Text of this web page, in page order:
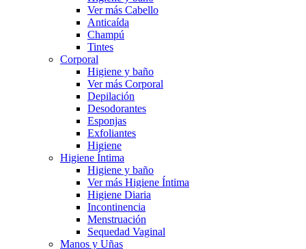
Ver más Cabello
Anticaída
Champú
Tintes
Corporal
Higiene y baño
Ver más Corporal
Depilación
Desodorantes
Esponjas
Exfoliantes
Higiene
Higiene Íntima
Higiene y baño
Ver más Higiene Íntima
Higiene Diaria
Incontinencia
Menstruación
Sequedad Vaginal
Manos y Uñas